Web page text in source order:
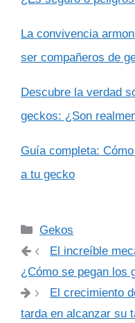
La convivencia
ser compañeros de
Descubre la verdad
geckos: ¿Son
Guía completa:
a tu gecko
Categorías
Gekos
El increíble
¿Cómo se pegan los
El crecimiento
tarda en alcanzar su